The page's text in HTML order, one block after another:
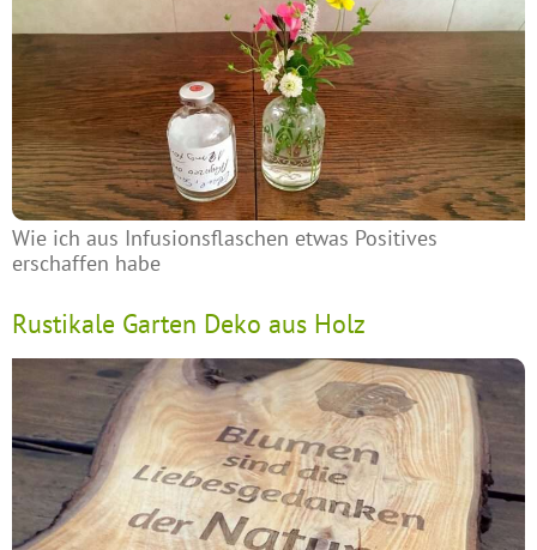
Wie ich aus Infusionsflaschen etwas Positives
erschaffen habe
Rustikale Garten Deko aus Holz